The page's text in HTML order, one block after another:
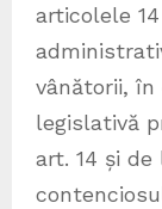
articolele
vânătorii,
legislativă
art. 14 și de